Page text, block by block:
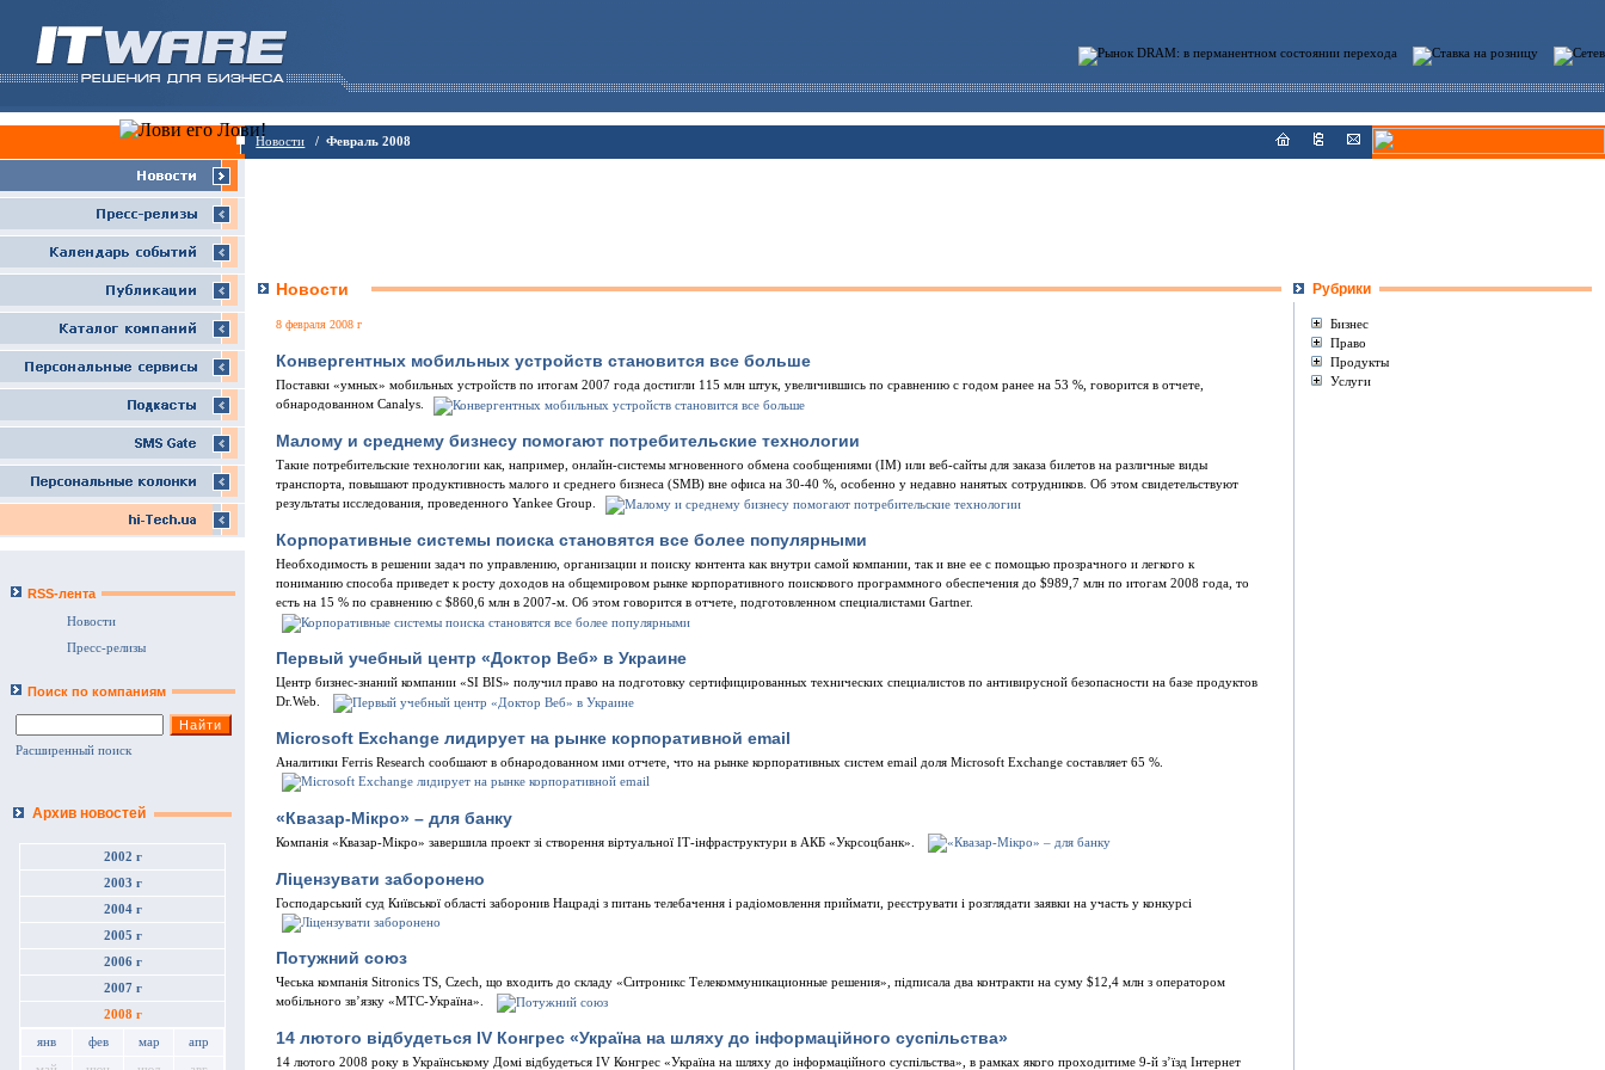
Новости / Февраль 2008
RSS-лента
Новости
Пресс-релизы
Поиск по компаниям
Расширенный поиск
Архив новостей
2002 г
2003 г
2004 г
2005 г
2006 г
2007 г
2008 г
янв фев мар апр
Новости Рубрики
Бизнес
Право
Продукты
Услуги
8 февраля 2008 г
Конвергентных мобильных устройств становится все больше
Поставки «умных» мобильных устройств по итогам 2007 года достигли 115 млн штук, увеличившись по сравнению с годом ранее на 53 %, говорится в отчете,
обнародованном Canalys.
Малому и среднему бизнесу помогают потребительские технологии
Такие потребительские технологии как, например, онлайн-системы мгновенного обмена сообщениями (IM) или веб-сайты для заказа билетов на различные виды
транспорта, повышают продуктивность малого и среднего бизнеса (SMB) вне офиса на 30-40 %, особенно у недавно нанятых сотрудников. Об этом свидетельствуют
результаты исследования, проведенного Yankee Group.
Корпоративные системы поиска становятся все более популярными
Необходимость в решении задач по управлению, организации и поиску контента как внутри самой компании, так и вне ее с помощью прозрачного и легкого к
пониманию способа приведет к росту доходов на общемировом рынке корпоративного поискового программного обеспечения до $989,7 млн по итогам 2008 года, то
есть на 15 % по сравнению с $860,6 млн в 2007-м. Об этом говорится в отчете, подготовленном специалистами Gartner.
Первый учебный центр «Доктор Веб» в Украине
Центр бизнес-знаний компании «SI BIS» получил право на подготовку сертифицированных технических специалистов по антивирусной безопасности на базе продуктов
Dr.Web.
Microsoft Exchange лидирует на рынке корпоративной email
Аналитики Ferris Research сообшают в обнародованном ими отчете, что на рынке корпоративных систем email доля Microsoft Exchange составляет 65 %.
«Квазар-Мікро» – для банку
Компанія «Квазар-Мікро» завершила проект зі створення віртуальної ІТ-інфраструктури в АКБ «Укрсоцбанк».
Ліцензувати заборонено
Господарський суд Київської області заборонив Нацраді з питань телебачення і радіомовлення приймати, реєструвати і розглядати заявки на участь у конкурсі
Потужний союз
Чеська компанія Sitronics TS, Czech, що входить до складу «Ситроникс Телекоммуникационные решения», підписала два контракти на суму $12,4 млн з оператором
мобільного зв’язку «МТС-Україна».
14 лютого відбудеться IV Конгрес «Україна на шляху до інформаційного суспільства»
14 лютого 2008 року в Українському Домі відбудеться IV Конгрес «Україна на шляху до інформаційного суспільства», в рамках якого проходитиме 9-й з’їзд Інтернет